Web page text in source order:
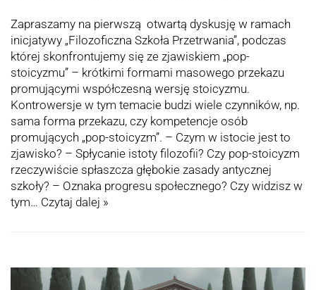
Zapraszamy na pierwszą otwartą dyskusję w ramach
inicjatywy „Filozoficzna Szkoła Przetrwania”, podczas
której skonfrontujemy się ze zjawiskiem „pop-
stoicyzmu” – krótkimi formami masowego przekazu
promującymi współczesną wersję stoicyzmu.
Kontrowersje w tym temacie budzi wiele czynników, np.
sama forma przekazu, czy kompetencje osób
promujących „pop-stoicyzm”. – Czym w istocie jest to
zjawisko? – Spłycanie istoty filozofii? Czy pop-stoicyzm
rzeczywiście spłaszcza głębokie zasady antycznej
szkoły? – Oznaka progresu społecznego? Czy widzisz w
tym… Czytaj dalej »